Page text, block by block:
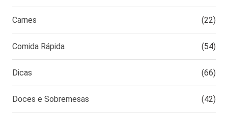
Carnes (22)
Comida Rápida (54)
Dicas (66)
Doces e Sobremesas (42)